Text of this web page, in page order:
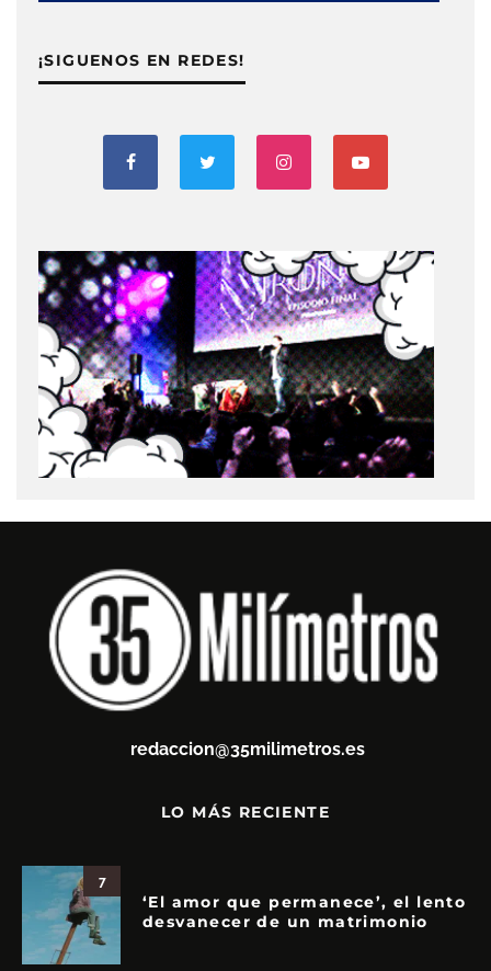
¡SIGUENOS EN REDES!
redaccion@35milimetros.es
LO MÁS RECIENTE
7
‘El amor que permanece’, el lento
desvanecer de un matrimonio